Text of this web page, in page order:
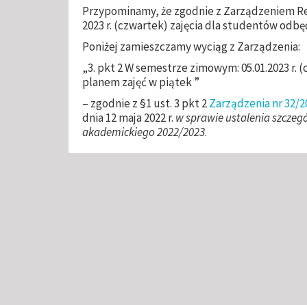
Przypominamy, że zgodnie z Zarządzeniem
2023 r. (czwartek) zajęcia dla studentów
Poniżej zamieszczamy wyciąg z Zarządzenia:
„3. pkt 2 W semestrze zimowym: 05.01.2023
planem zajęć w piątek ”
– zgodnie z §1 ust. 3 pkt 2Zarządzenia nr 32/
dnia 12 maja 2022 r. w sprawie ustalenia
akademickiego 2022/2023.